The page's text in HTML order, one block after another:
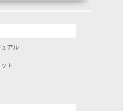
アル
ト